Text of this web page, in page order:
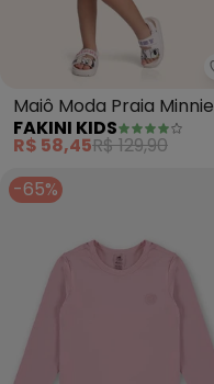
Maiô Moda Praia Minnie
(Rosa)
FAKINI KIDS
R$ 58,45R$ 129,90
-65%